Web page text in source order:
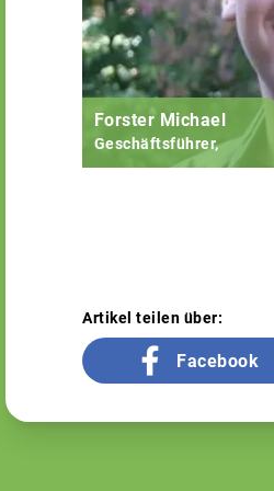
Forster Michael
Geschäftsführer,
Artikel teilen über:
Facebook